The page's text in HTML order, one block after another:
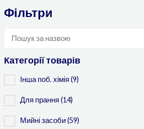
Фільтри
Категорії товарів
Інша поб. хімія (9)
Для прання (14)
Мийні засоби(59)